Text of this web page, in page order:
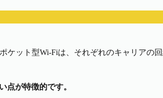
ット型Wi-Fiは、それぞれのキャリアの回
点が特徴的です。